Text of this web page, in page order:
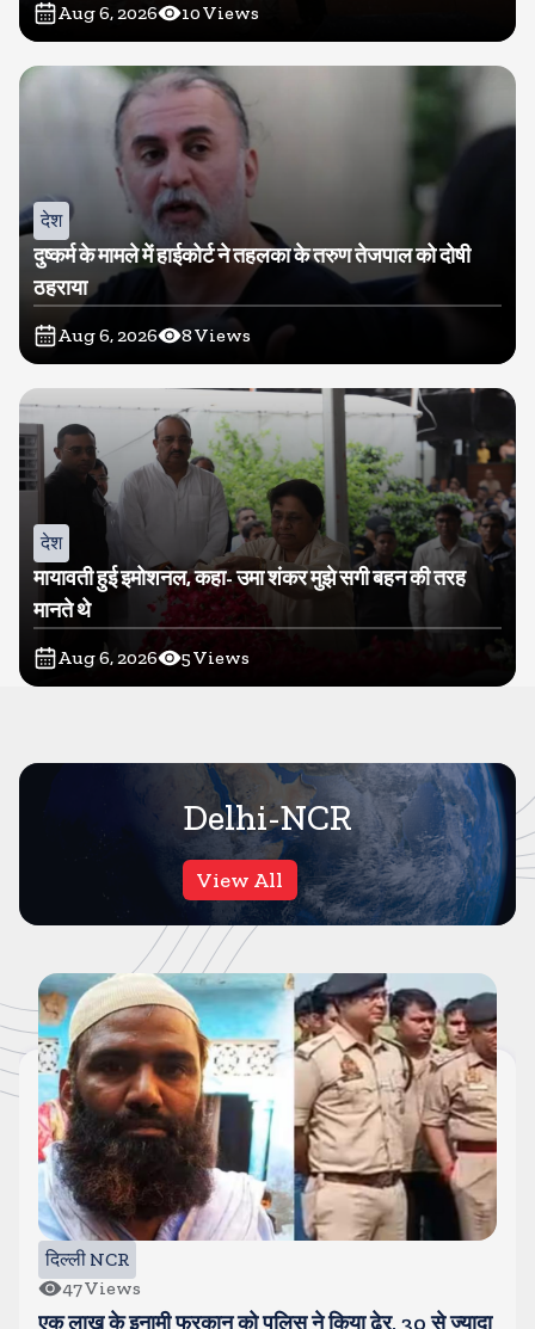
Aug 6, 2026 10Views
देश
दुष्कर्म के मामले में हाईकोर्ट ने तहलका के तरुण तेजपाल को दोषी
ठहराया
Aug 6, 2026 8Views
देश
मायावती हुई इमोशनल, कहा- उमा शंकर मुझे सगी बहन की तरह
मानते थे
Aug 6, 2026 5Views
Delhi-NCR
View All
दिल्ली NCR
47Views
एक लाख के इनामी फुरकान को पुलिस ने किया ढेर, 30 से ज्यादा